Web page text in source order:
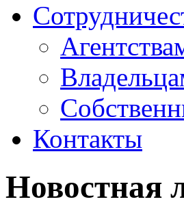
Контакты
Новостная